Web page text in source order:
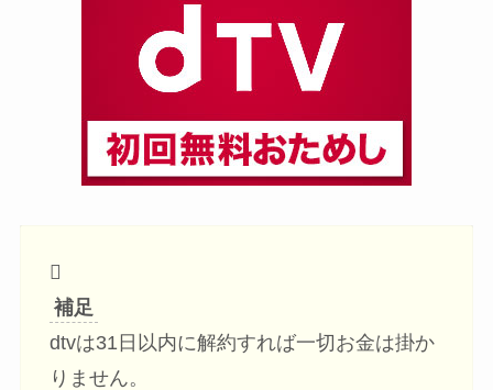
補足
dtvは31日以内に解約すれば一切お金は掛か
りません。